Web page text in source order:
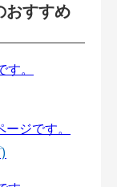
おすすめ